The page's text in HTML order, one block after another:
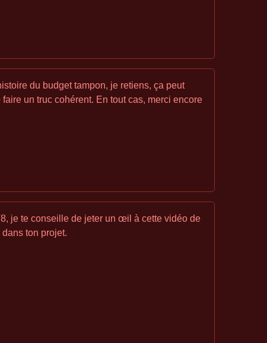
du budget tampon, je retiens, ça peut
un truc cohérent. En tout cas, merci encore
je te conseille de jeter un œil à cette vidéo de
ton projet.